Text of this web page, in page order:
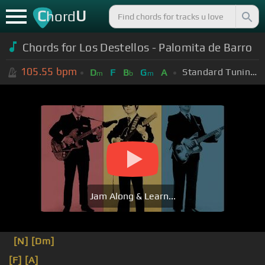
ChordU
Chords for Los Destellos - Palomita de Barro
105.55 bpm Dm F Bb Gm A Standard Tuning (EADGBE)
Jam Along & Learn...
[N] [Dm]
[F] [A]